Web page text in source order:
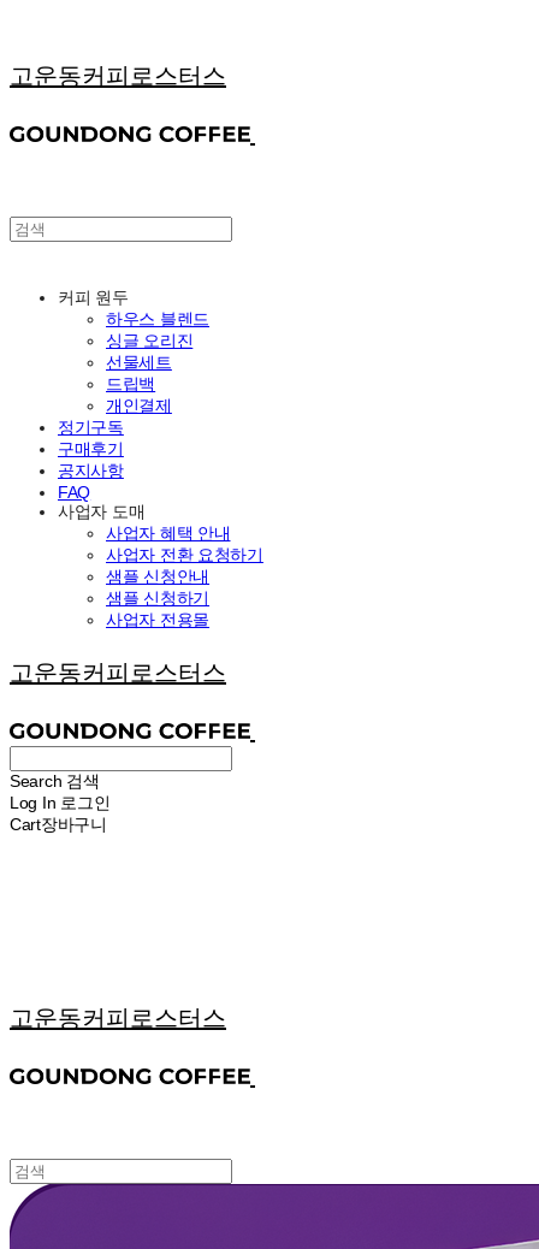
고운동커피로스터스
커피 원두
하우스 블렌드
싱글 오리진
선물세트
드립백
개인결제
정기구독
구매후기
공지사항
FAQ
사업자 도매
사업자 혜택 안내
사업자 전환 요청하기
샘플 신청안내
샘플 신청하기
사업자 전용몰
고운동커피로스터스
Search 검색
Log In 로그인
Cart장바구니
고운동커피로스터스